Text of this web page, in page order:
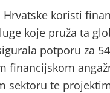
koristi
koje pruža ta
potporu za 54
financijskom
sektoru te